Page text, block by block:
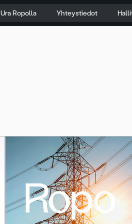
Ura Ropolla Yhteystiedot